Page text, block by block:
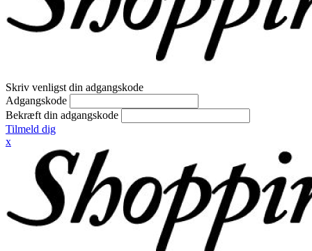
Skriv venligst din adgangskode
Adgangskode
Bekræft din adgangskode
Tilmeld dig
x